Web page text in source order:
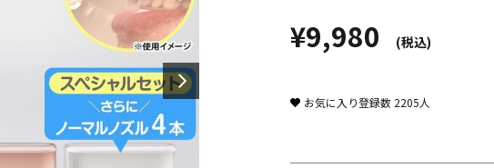
¥9,980 (税込)
お気に入り登録数 2205人